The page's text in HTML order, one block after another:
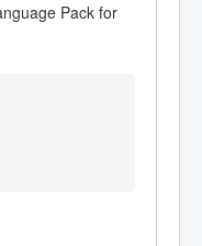
Pack for